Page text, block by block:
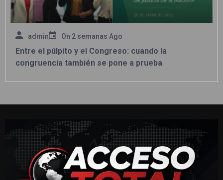
admin On 2 semanas Ago
Entre el púlpito y el Congreso: cuando la
congruencia también se pone a prueba